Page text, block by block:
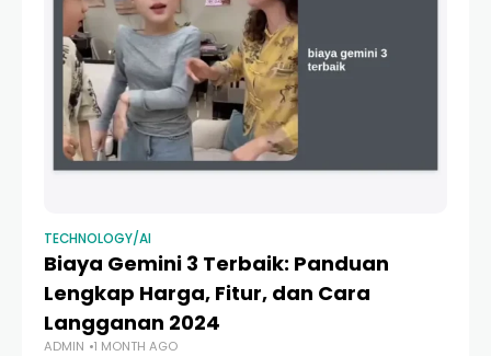
TECHNOLOGY/AI
Biaya Gemini 3 Terbaik: Panduan
Lengkap Harga, Fitur, dan Cara
Langganan 2024
ADMIN 1 MONTH AGO